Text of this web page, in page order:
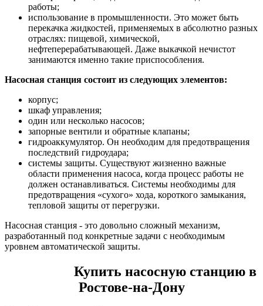
работы;
использование в промышленности. Это может быть
перекачка жидкостей, применяемых в абсолютно разных
отраслях: пищевой, химической,
нефтеперерабатывающей. Даже выкачкой нечистот
занимаются именно такие приспособления.
Насосная станция состоит из следующих элементов:
корпус;
шкаф управления;
один или несколько насосов;
запорные вентили и обратные клапаны;
гидроаккумулятор. Он необходим для предотвращения
последствий гидроудара;
системы защиты. Существуют жизненно важные
области применения насоса, когда процесс работы не
должен останавливаться. Системы необходимы для
предотвращения «сухого» хода, короткого замыкания,
тепловой защиты от перегрузки.
Насосная станция - это довольно сложный механизм,
разработанный под конкретные задачи с необходимым
уровнем автоматической защиты.
Купить насосную станцию в
Ростове-на-Дону